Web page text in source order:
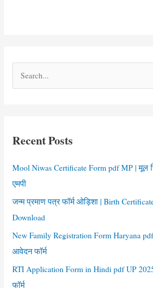
f
o
:
Recent Posts
Mool Niwas Certificate Form pdf MP | मूल
एमपी
जन्म प्रमाण पत्र फॉर्म ओड़िशा | Birth
Download
New Family Registration Form Haryana pdf
आवेदन फॉर्म
RTI Application Form in Hindi pdf UP
फॉर्म